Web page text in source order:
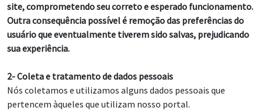
site, comprometendo seu correto e esperado funcionamento.
Outra consequência possível é remoção das preferências do
usuário que eventualmente tiverem sido salvas, prejudicando
sua experiência.
2- Coleta e tratamento de dados pessoais
Nós coletamos e utilizamos alguns dados pessoais que
pertencem àqueles que utilizam nosso portal.